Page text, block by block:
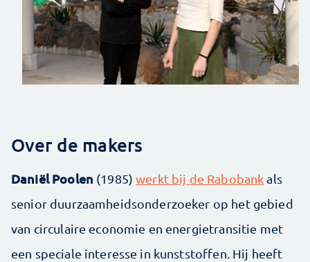
Over de makers
Daniël Poolen (1985)werkt bij de Rabobankals
senior duurzaamheidsonderzoeker op het gebied
van circulaire economie en energietransitie met
een speciale interesse in kunststoffen. Hij heeft